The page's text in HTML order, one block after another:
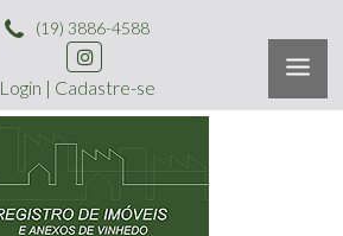
(19) 3886-4588
Login | Cadastre-se